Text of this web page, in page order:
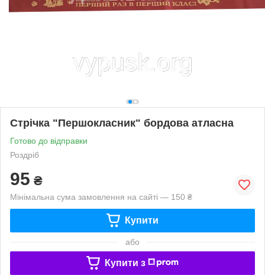
Стрічка "Першокласник" бордова атласна
Готово до відправки
Роздріб
95 ₴
Мінімальна сума замовлення на сайті — 150 ₴
Купити
або
Купити з